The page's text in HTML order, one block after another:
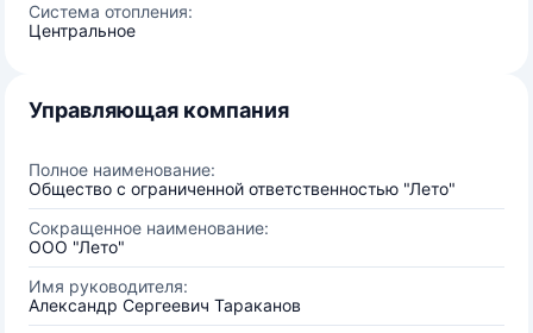
Система отопления:
Центральное
Управляющая компания
Полное наименование:
Общество с ограниченной ответственностью "Лето"
Сокращенное наименование:
ООО "Лето"
Имя руководителя:
Александр Сергеевич Тараканов